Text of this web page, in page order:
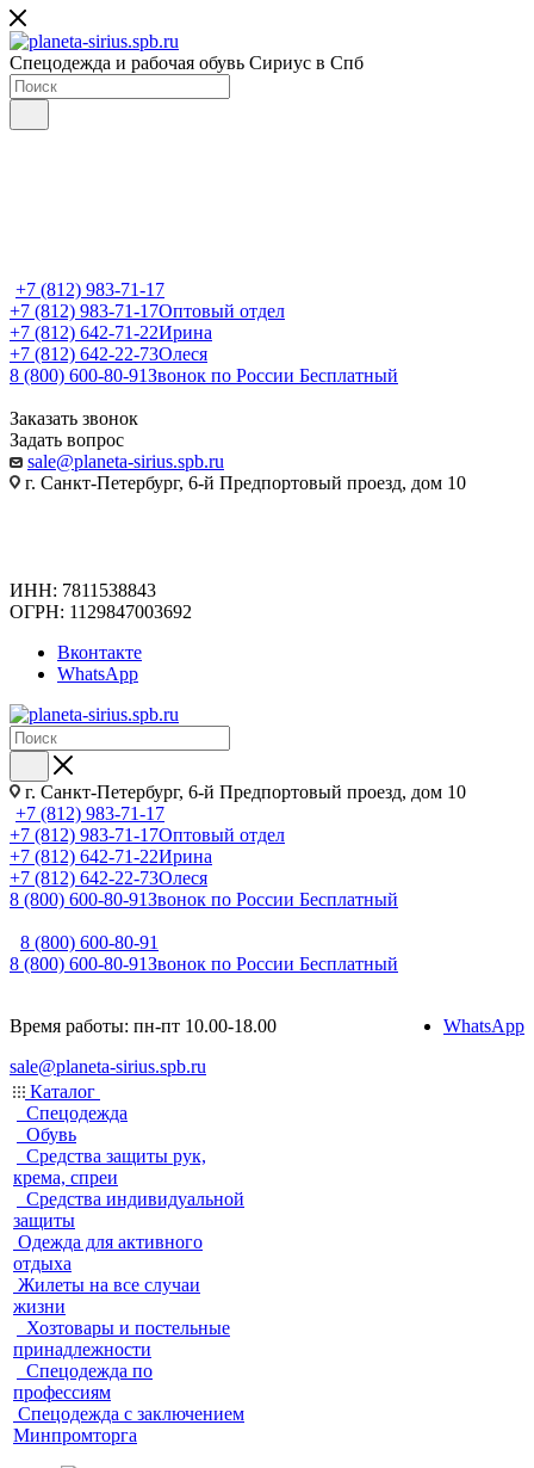
Спецодежда и рабочая обувь Сириус в Спб
+7 (812) 983-71-17
+7 (812) 983-71-17Оптовый отдел
+7 (812) 642-71-22Ирина
+7 (812) 642-22-73Олеся
8 (800) 600-80-91Звонок по России Бесплатный
Заказать звонок
Задать вопрос
sale@planeta-sirius.spb.ru
г. Санкт-Петербург, 6-й Предпортовый проезд, дом 10
ИНН: 7811538843
ОГРН: 1129847003692
Вконтакте
WhatsApp
г. Санкт-Петербург, 6-й Предпортовый проезд, дом 10
+7 (812) 983-71-17
+7 (812) 983-71-17Оптовый отдел
+7 (812) 642-71-22Ирина
+7 (812) 642-22-73Олеся
8 (800) 600-80-91Звонок по России Бесплатный
8 (800) 600-80-91
8 (800) 600-80-91Звонок по России Бесплатный
Время работы: пн-пт 10.00-18.00
sale@planeta-sirius.spb.ru
WhatsApp
Каталог
Спецодежда
Обувь
Средства защиты рук,
крема, спреи
Средства индивидуальной
защиты
Одежда для активного
отдыха
Жилеты на все случаи
жизни
Хозтовары и постельные
принадлежности
Спецодежда по
профессиям
Спецодежда с заключением
Минпромторга